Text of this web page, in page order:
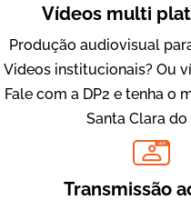
Vídeos multi
Produção audiovisual
Videos institucionais? Ou
Fale com a DP2 e tenha o
Santa Clara do
LIVE
Transmissão